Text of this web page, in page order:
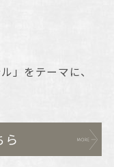
」をテーマに、
ら